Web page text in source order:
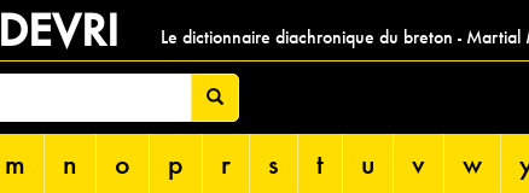
DEVRI Le dictionnaire diachronique du breton - Martial
m n o p r s t u v w